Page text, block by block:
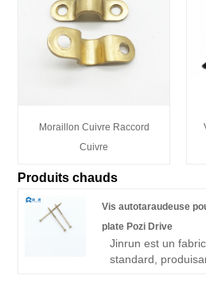
Moraillon Cuivre Raccord
Cuivre
Produits chauds
Vis autotaraudeuse
plate Pozi Drive
Jinrun est un
standard,